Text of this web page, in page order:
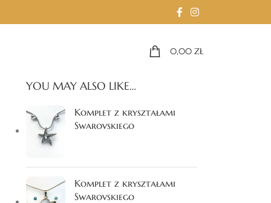
0,00 ZŁ
YOU MAY ALSO LIKE…
Komplet z kryształami
Swarovskiego
Komplet z kryształami
Swarovskiego